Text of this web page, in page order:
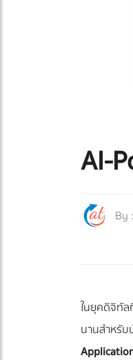
AI-
By :
ในยุคดิจิทัล
นานสำหรั